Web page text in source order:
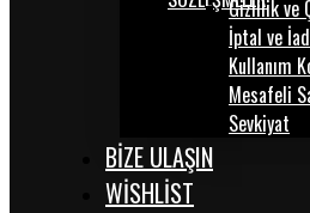
Gizlilik ve
İptal ve
Kullanım
Mesafeli
Sevkiyat
BİZE ULAŞIN
WISHLIST